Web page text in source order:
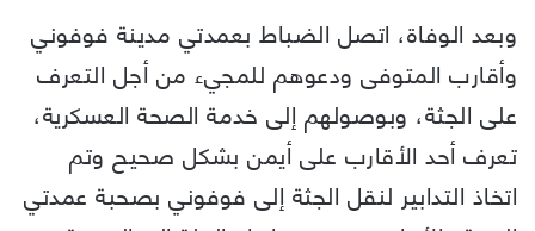
وبعد الوفاة، اتصل الضباط بعمدتي مدينة فوفوني
وأقارب المتوفى ودعوهم للمجيء من أجل التعرف
على الجثة، وبوصولهم إلى خدمة الصحة العسكرية،
تعرف أحد الأقارب على أيمن بشكل صحيح وتم
اتخاذ التدابير لنقل الجثة إلى فوفوني بصحبة عمدتي